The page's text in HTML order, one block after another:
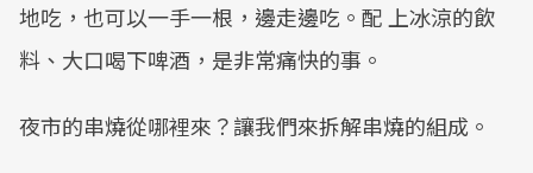
地吃，也可以一手一根，邊走邊吃。配 上冰涼的飲
料、大口喝下啤酒，是非常痛快的事。
夜市的串燒從哪裡來？讓我們來拆解串燒的組成。